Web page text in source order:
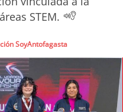
STEM.
SoyAntofagasta